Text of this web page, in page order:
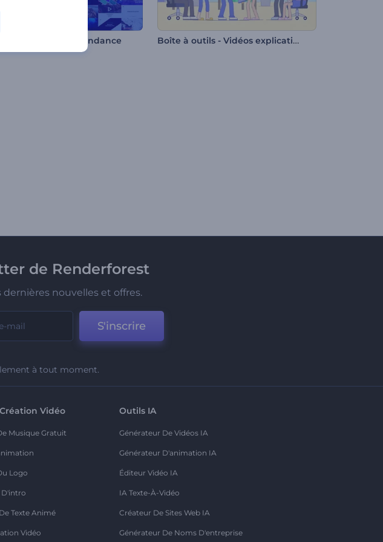
de typographie tendance Boîte à outils - Vidéos explicatives au style de ligne
de Renderforest
nouvelles et offres.
S'inscrire
à tout moment.
Vidéo
Musique Gratuit
Logo
Texte Animé
Vidéo
Outils IA
Générateur De Vidéos IA
Générateur D'animation IA
Éditeur Vidéo IA
IA Texte-À-Vidéo
Créateur De Sites Web IA
Générateur De Noms D'entreprise